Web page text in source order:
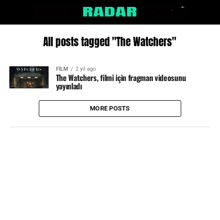
All posts tagged "The Watchers"
FİLM 2 yıl ago
The Watchers, filmi için fragman videosunu
yayınladı
MORE POSTS